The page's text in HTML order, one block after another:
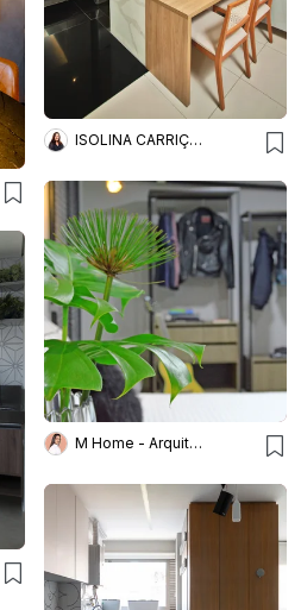
ISOLINA CARRIÇO ARQUITETURA
M Home - Arquitetura e Interiores